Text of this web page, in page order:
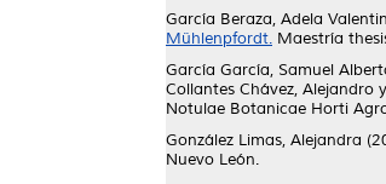
García Beraza, Adela
Mühlenpfordt. Maestría
García García, Samuel
Collantes Chávez, Alejandro y
Notulae Botanicae Horti
González Limas, Alejandra
Nuevo León.